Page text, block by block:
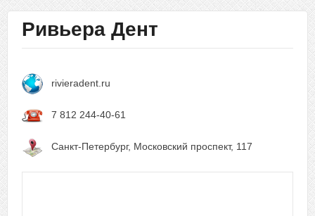
Ривьера Дент
rivieradent.ru
7 812 244-40-61
Санкт-Петербург, Московский проспект, 117